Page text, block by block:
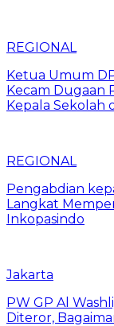
REGIONAL
Ketua Umum
Kecam Dugaan
Kepala Sekolah
REGIONAL
Pengabdian
Langkat
Inkopasindo
Jakarta
PW GP Al
Diteror,